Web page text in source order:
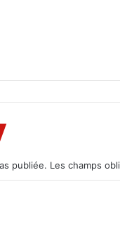
publiée. Les champs